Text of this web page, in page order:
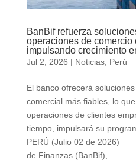
BanBif refuerza
operaciones de comercio
impulsando crecimiento
Jul 2, 2026 | Noticias, Perú
El banco ofrecerá
comercial más fiables, lo
operaciones de clientes
tiempo, impulsará su
PERÚ (Julio 02 de 2026)
de Finanzas (BanBif),...